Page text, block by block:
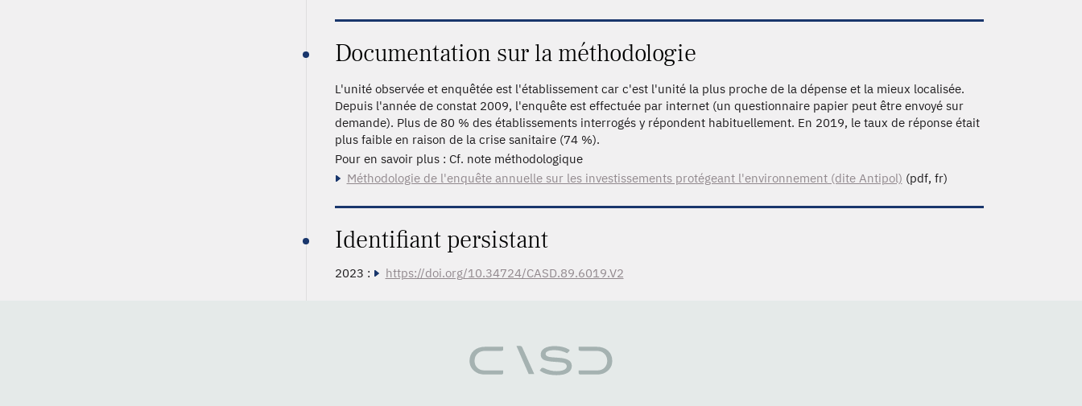
Documentation sur la méthodologie
L'unité observée et enquêtée est l'établissement car c'est l'unité la plus proche de la dépense et la mieux localisée.
Depuis l'année de constat 2009, l'enquête est effectuée par internet (un questionnaire papier peut être envoyé sur
demande). Plus de 80 % des établissements interrogés y répondent habituellement. En 2019, le taux de réponse était
plus faible en raison de la crise sanitaire (74 %).
Pour en savoir plus : Cf. note méthodologique
Méthodologie de l'enquête annuelle sur les investissements protégeant l'environnement (dite Antipol) (pdf, fr)
Identifiant persistant
2023 : https://doi.org/10.34724/CASD.89.6019.V2